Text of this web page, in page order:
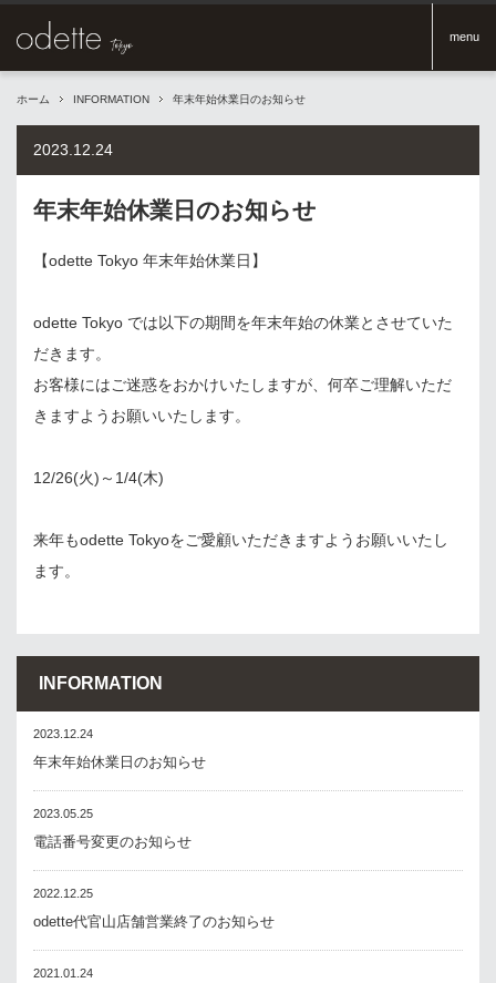
menu
ホーム INFORMATION 年末年始休業日のお知らせ
2023.12.24
年末年始休業日のお知らせ
【odette Tokyo 年末年始休業日】
odette Tokyo では以下の期間を年末年始の休業とさせていた
だきます。
お客様にはご迷惑をおかけいたしますが、何卒ご理解いただ
きますようお願いいたします。
12/26(火)～1/4(木)
来年もodette Tokyoをご愛顧いただきますようお願いいたし
ます。
INFORMATION
2023.12.24
年末年始休業日のお知らせ
2023.05.25
電話番号変更のお知らせ
2022.12.25
odette代官山店舗営業終了のお知らせ
2021.01.24